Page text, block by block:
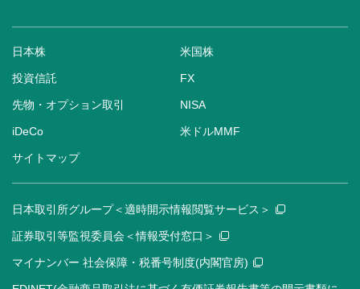
日本株 米国株
投資信託 FX
先物・オプション取引 NISA
iDeCo 米ドルMMF
サイトマップ
日本取引所グループ＜適時開示情報閲覧サービス＞
証券取引等監視委員会＜情報受付窓口＞
マイナンバー 社会保障・税番号制度(内閣官房)